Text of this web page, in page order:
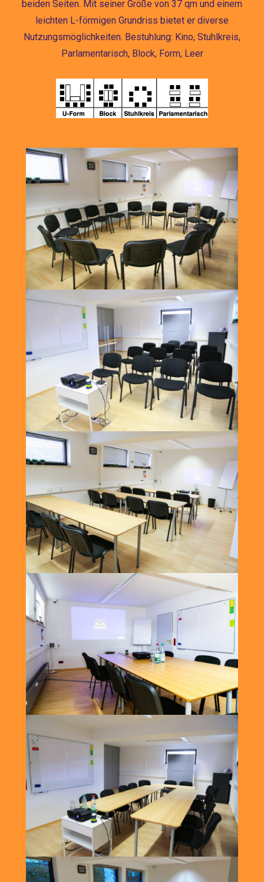
beiden Seiten. Mit seiner Größe von 37 qm und einem
leichten L-förmigen Grundriss bietet er diverse
Nutzungsmöglichkeiten. Bestuhlung: Kino, Stuhlkreis,
Parlamentarisch, Block, Form, Leer